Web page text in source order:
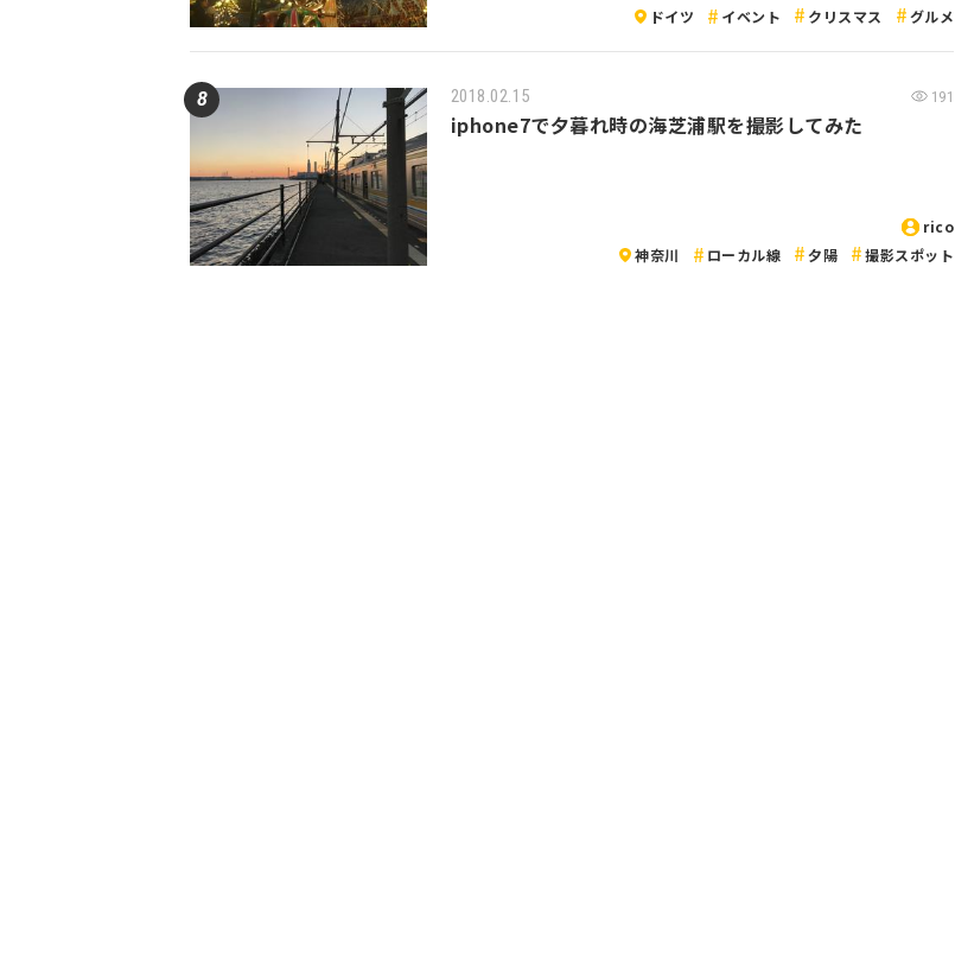
ドイツ
イベント クリスマス グルメ
2018.02.15 191
iphone7で夕暮れ時の海芝浦駅を撮影してみた
rico
神奈川
ローカル線 夕陽 撮影スポット